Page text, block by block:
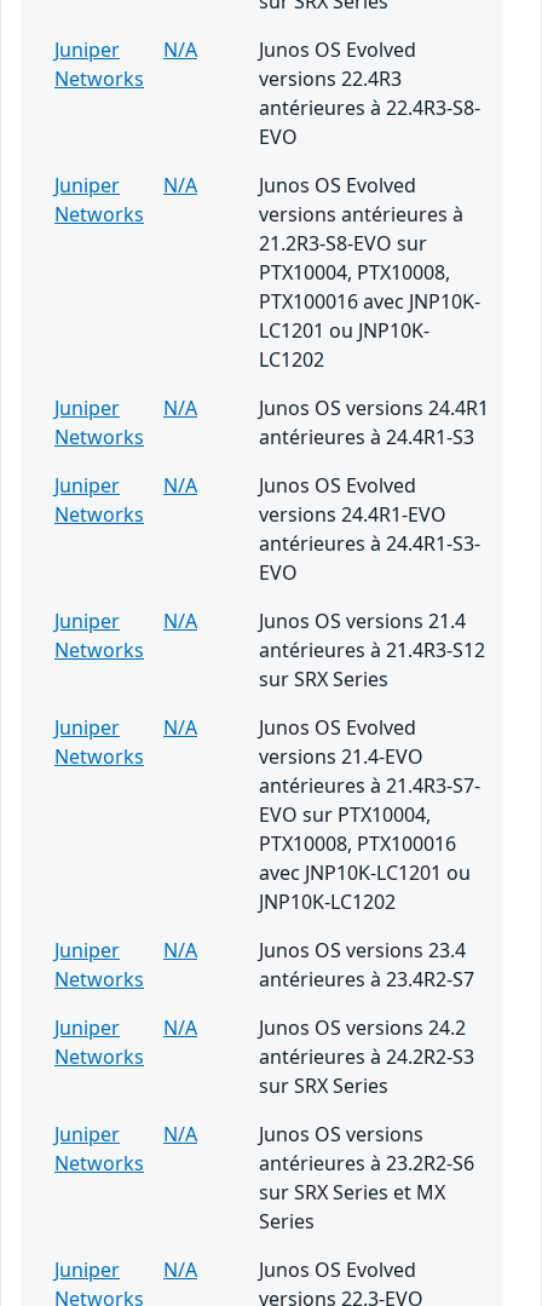
Juniper
Networks
N/A
Junos OS Evolved
versions 22.4R3
antérieures à 22.4R3-S8-
EVO
Juniper
Networks
N/A
Junos OS Evolved
versions antérieures à
21.2R3-S8-EVO sur
PTX10004, PTX10008,
PTX100016 avec JNP10K-
LC1201 ou JNP10K-
LC1202
Juniper
Networks
N/A
Junos OS versions 24.4R1
antérieures à 24.4R1-S3
Juniper
Networks
N/A
Junos OS Evolved
versions 24.4R1-EVO
antérieures à 24.4R1-S3-
EVO
Juniper
Networks
N/A
Junos OS versions 21.4
antérieures à 21.4R3-S12
sur SRX Series
Juniper
Networks
N/A
Junos OS Evolved
versions 21.4-EVO
antérieures à 21.4R3-S7-
EVO sur PTX10004,
PTX10008, PTX100016
avec JNP10K-LC1201 ou
JNP10K-LC1202
Juniper
Networks
N/A
Junos OS versions 23.4
antérieures à 23.4R2-S7
Juniper
Networks
N/A
Junos OS versions 24.2
antérieures à 24.2R2-S3
sur SRX Series
Juniper
Networks
N/A
Junos OS versions
antérieures à 23.2R2-S6
sur SRX Series et MX
Series
Juniper
Networks
N/A
Junos OS Evolved
versions 22.3-EVO